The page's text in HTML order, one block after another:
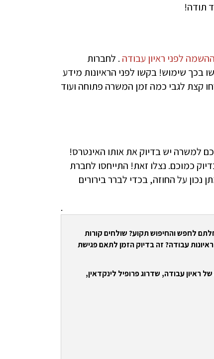
תודה!
. לחברות
בכך שימוש! בקשו לפני הראיונות מידע
קצת לגבי כמה זמן המשרה פתוחה ועוד
יש בדיוק את אותו האינטרס!
כמוכם. נצלו זאת! התייחסו לחברת
על החוזה, בכדי לברר בירורים
.
לחפש והחיפוש תקוע? שולחים קורות
עבודה? זה בדיוק הזמן לתאם פגישת
ראיון עבודה, שדרוג פרופיל לינקדאין,